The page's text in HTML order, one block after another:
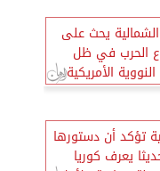
يحث على
الحرب في ظل
الأمريكية
تؤكد أن دستورها
يعرف كوريا